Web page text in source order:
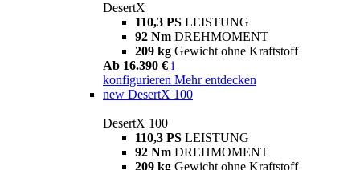
DesertX
110,3 PS LEISTUNG
92 Nm DREHMOMENT
209 kg Gewicht ohne Kraftstoff
Ab 16.390 € i
konfigurieren Mehr entdecken
new DesertX 100
DesertX 100
110,3 PS LEISTUNG
92 Nm DREHMOMENT
209 kg Gewicht ohne Kraftstoff